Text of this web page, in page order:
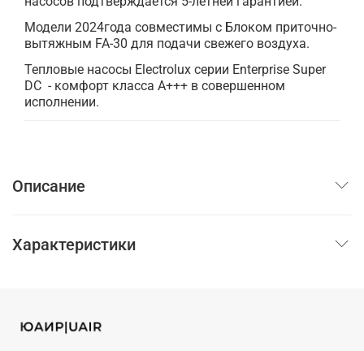
Модели 2024года совместимы с Блоком приточно-
вытяжным FA-30 для подачи свежего воздуха.
Тепловые насосы Electrolux серии Enterprise Super
DC - комфорт класса А+++ в совершенном
исполнении.
Описание
Характеристики